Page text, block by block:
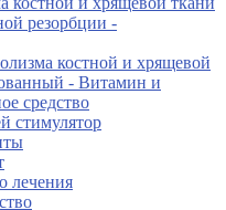
резорбции -
костной и хрящевой
- Витамин и
средство
стимулятор
лечения